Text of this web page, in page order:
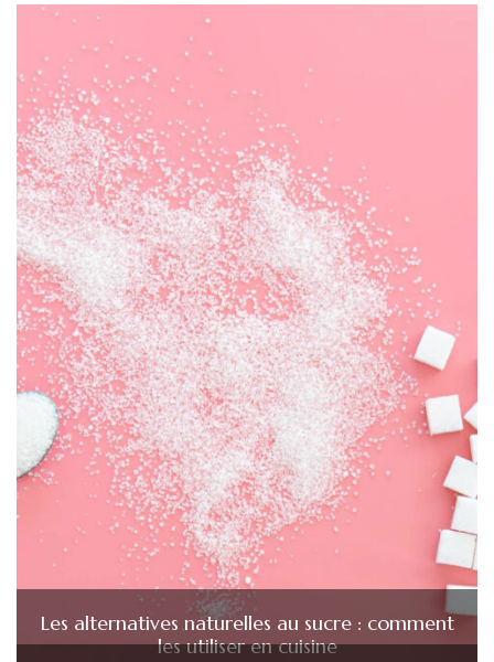
Les alternatives naturelles au sucre : comment
les utiliser en cuisine